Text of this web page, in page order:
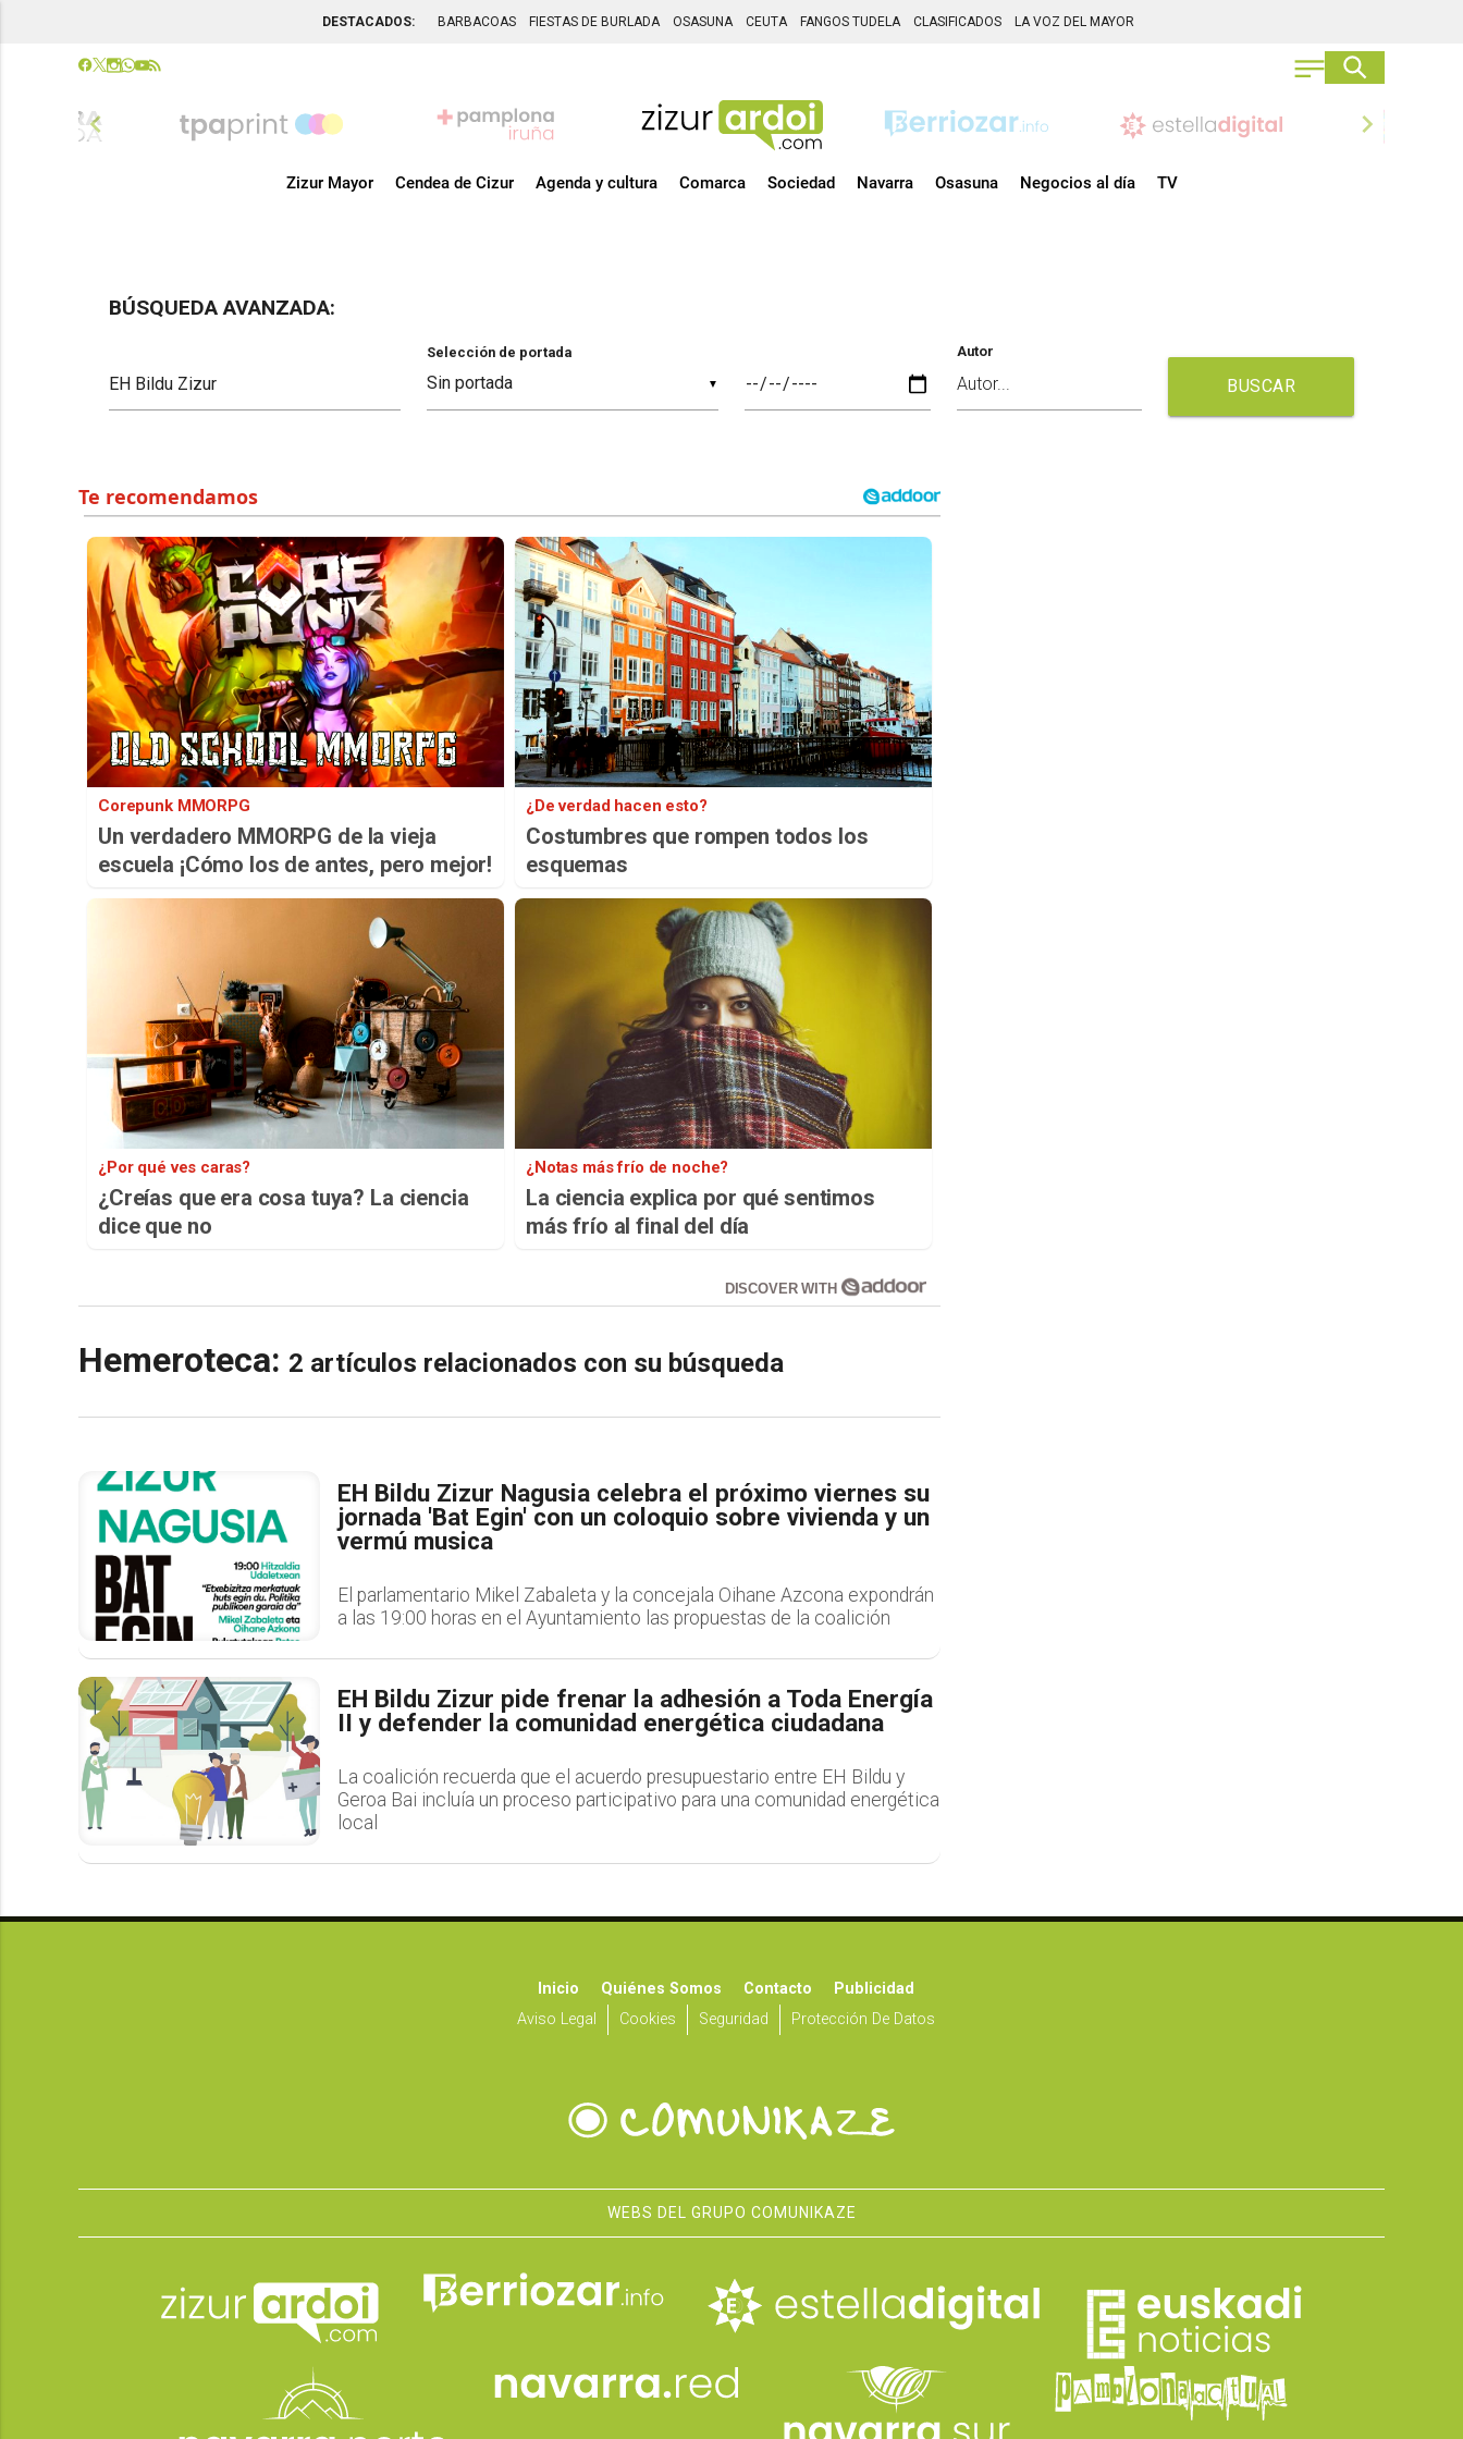
DESTACADOS: BARBACOAS FIESTAS DE BURLADA OSASUNA CEUTA FANGOS TUDELA CLASIFICADOS LA VOZ DEL MAYOR
chevron_left chevron_right
Zizur Mayor Cendea de Cizur Agenda y cultura Comarca Sociedad Navarra Osasuna Negocios al día TV
BÚSQUEDA AVANZADA:
▼
Selección de portada Autor
BUSCAR
Corepunk MMORPG
Un verdadero MMORPG de la vieja
escuela ¡Cómo los de antes, pero mejor!
¿De verdad hacen esto?
Costumbres que rompen todos los
esquemas
¿Por qué ves caras?
¿Creías que era cosa tuya? La ciencia
dice que no
¿Notas más frío de noche?
La ciencia explica por qué sentimos
más frío al final del día
DISCOVER WITH
Hemeroteca: 2 artículos relacionados con su búsqueda
EH Bildu Zizur Nagusia celebra el próximo viernes su
jornada 'Bat Egin' con un coloquio sobre vivienda y un
vermú musica
El parlamentario Mikel Zabaleta y la concejala Oihane Azcona expondrán
a las 19:00 horas en el Ayuntamiento las propuestas de la coalición
EH Bildu Zizur pide frenar la adhesión a Toda Energía
II y defender la comunidad energética ciudadana
La coalición recuerda que el acuerdo presupuestario entre EH Bildu y
Geroa Bai incluía un proceso participativo para una comunidad energética
local
Inicio Quiénes Somos Contacto
Publicidad
Aviso Legal
Cookies Seguridad Protección De Datos
WEBS DEL GRUPO COMUNIKAZE